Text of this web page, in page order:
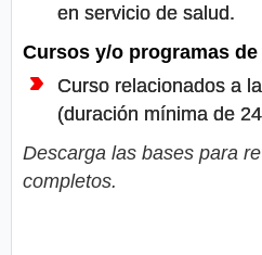
en servicio de salud.
Cursos y/o programas
Curso relacionados a
(duración mínima de
Descarga las bases para
completos.